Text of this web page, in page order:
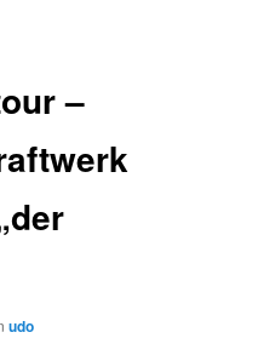
–
udo